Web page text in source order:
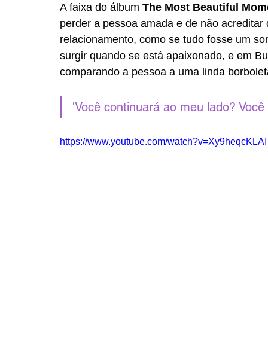
A faixa do álbum The Most Beautiful
perder a pessoa amada e de não
relacionamento, como se tudo fosse um
surgir quando se está apaixonado, e em
comparando a pessoa a uma linda
'Você continuará ao meu lado?
https://www.youtube.com/watch?v=Xy9heqcKLAI